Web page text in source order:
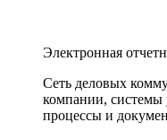
Электронная
Сеть деловых
компании, системы
процессы и